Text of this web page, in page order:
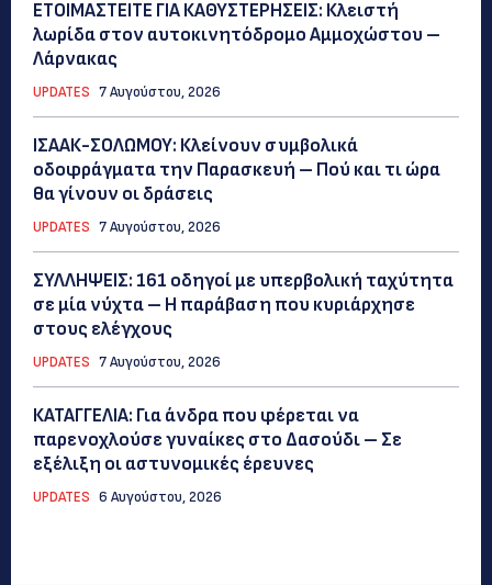
ΕΤΟΙΜΑΣΤΕΙΤΕ ΓΙΑ ΚΑΘΥΣΤΕΡΗΣΕΙΣ: Κλειστή
λωρίδα στον αυτοκινητόδρομο Αμμοχώστου –
Λάρνακας
UPDATES 7 Αυγούστου, 2026
ΙΣΑΑΚ-ΣΟΛΩΜΟΥ: Κλείνουν συμβολικά
οδοφράγματα την Παρασκευή – Πού και τι ώρα
θα γίνουν οι δράσεις
UPDATES 7 Αυγούστου, 2026
ΣΥΛΛΗΨΕΙΣ: 161 οδηγοί με υπερβολική ταχύτητα
σε μία νύχτα – Η παράβαση που κυριάρχησε
στους ελέγχους
UPDATES 7 Αυγούστου, 2026
ΚΑΤΑΓΓΕΛΙΑ: Για άνδρα που φέρεται να
παρενοχλούσε γυναίκες στο Δασούδι – Σε
εξέλιξη οι αστυνομικές έρευνες
UPDATES 6 Αυγούστου, 2026